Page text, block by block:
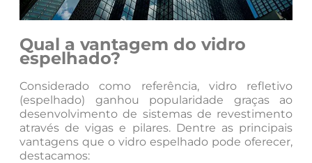
Qual a vantagem do vidro
espelhado?
Considerado como referência, vidro refletivo
(espelhado) ganhou popularidade graças ao
desenvolvimento de sistemas de revestimento
através de vigas e pilares. Dentre as principais
vantagens que o vidro espelhado pode oferecer,
destacamos: